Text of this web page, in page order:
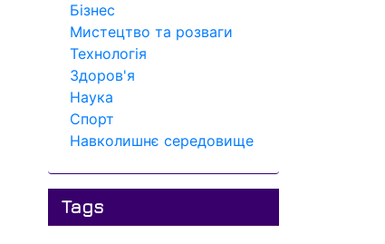
Бізнес
Мистецтво та розваги
Технологія
Здоров'я
Наука
Спорт
Навколишнє середовище
Tags